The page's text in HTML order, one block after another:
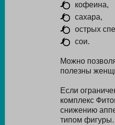
кофеина,
сахара,
острых
сои.
Можно
полезны
Если
комплекс
снижению
типом